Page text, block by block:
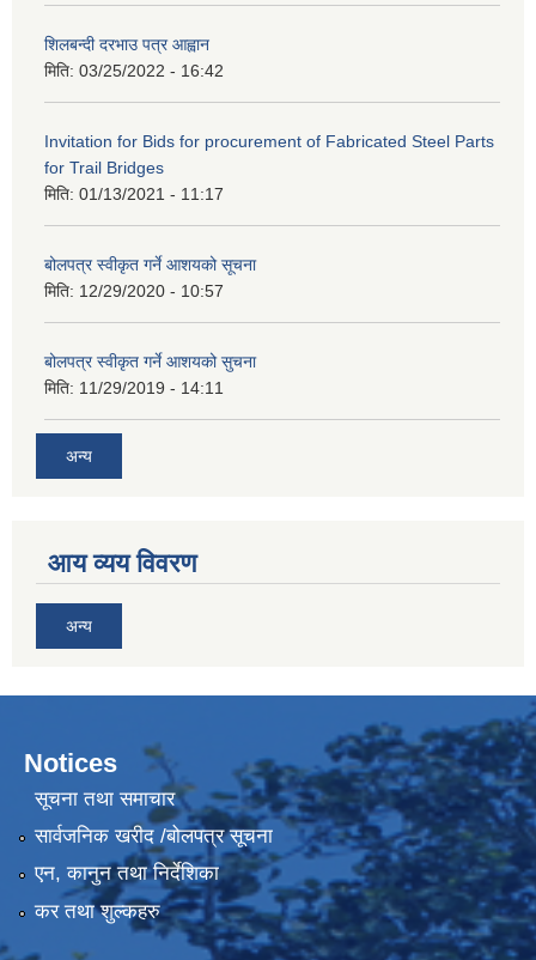
शिलबन्दी दरभाउ पत्र आह्वान
मिति: 03/25/2022 - 16:42
Invitation for Bids for procurement of Fabricated Steel Parts
for Trail Bridges
मिति: 01/13/2021 - 11:17
बोलपत्र स्वीकृत गर्ने आशयको सूचना
मिति: 12/29/2020 - 10:57
बोलपत्र स्वीकृत गर्ने आशयको सुचना
मिति: 11/29/2019 - 14:11
अन्य
आय व्यय विवरण
अन्य
Notices
सूचना तथा समाचार
सार्वजनिक खरीद /बोलपत्र सूचना
एन, कानुन तथा निर्देशिका
कर तथा शुल्कहरु